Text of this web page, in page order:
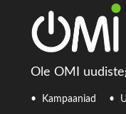
Ole OMI
Kampaaniad